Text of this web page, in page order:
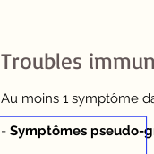
Troubles
Au moins 1 symptôme
- Symptômes pseudo-